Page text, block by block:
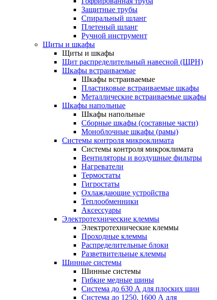
Защитные трубы
Спиральный шланг
Плетеный шланг
Ручной инструмент
Щиты и шкафы
Щиты и шкафы
Щит распределительный навесной (ЩРН)
Шкафы встраиваемые
Шкафы встраиваемые
Пластиковые встраиваемые шкафы
Металлические встраиваемые шкафы
Шкафы напольные
Шкафы напольные
Сборные шкафы (составные части)
Моноблочные шкафы (рамы)
Системы контроля микроклимата
Системы контроля микроклимата
Вентиляторы и воздушные фильтры
Нагреватели
Термостаты
Гигростаты
Охлаждающие устройства
Теплообменники
Аксессуары
Электротехнические клеммы
Электротехнические клеммы
Проходные клеммы
Распределительные блоки
Разветвительные клеммы
Шинные системы
Шинные системы
Гибкие медные шины
Система до 630 А для плоских шин
Система до 1250, 1600 А для